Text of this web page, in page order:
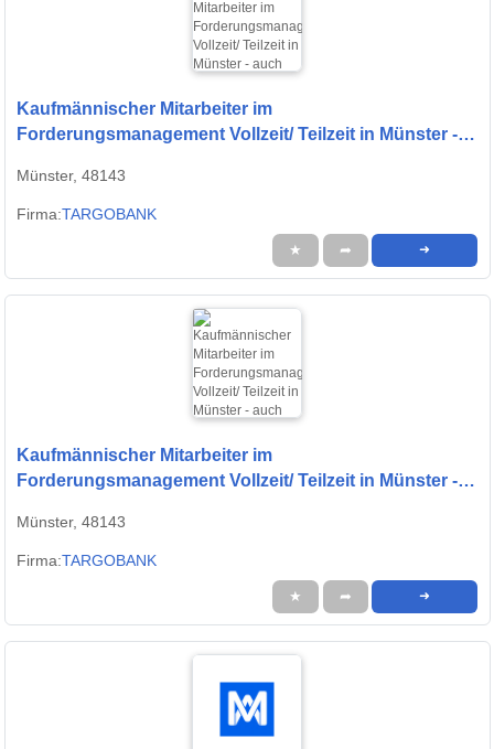
Kaufmännischer Mitarbeiter im
Forderungsmanagement Vollzeit/ Teilzeit in Münster -
Münster, 48143
Firma:TARGOBANK
★ ➦ ➜
Kaufmännischer Mitarbeiter im
Forderungsmanagement Vollzeit/ Teilzeit in Münster -
Münster, 48143
Firma:TARGOBANK
★ ➦ ➜